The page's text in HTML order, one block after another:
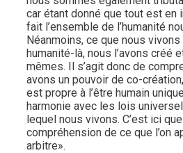
car étant donné que tout est en
fait l’ensemble de l’humanité
Néanmoins, ce que nous
humanité-là, nous l’avons créé
mêmes. Il s’agit donc de
avons un pouvoir de co-
est propre à l’être humain
harmonie avec les lois
lequel nous vivons. C’est ici
compréhension de ce que l’on
arbitre».